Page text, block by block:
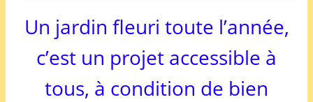
Un jardin fleuri toute l’année,
c’est un projet accessible à
tous, à condition de bien